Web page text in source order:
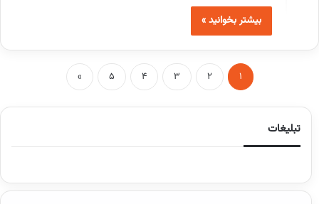
بیشتر بخوانید »
1
2
3
4
5
»
تبلیغات